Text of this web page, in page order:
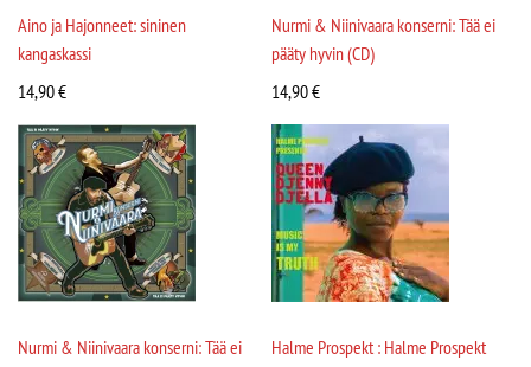
Aino ja Hajonneet: sininen
kangaskassi
14,90€
Nurmi & Niinivaara konserni: Tää ei
pääty hyvin (CD)
14,90€
Nurmi & Niinivaara konserni: Tää ei
Halme Prospekt : Halme Prospekt